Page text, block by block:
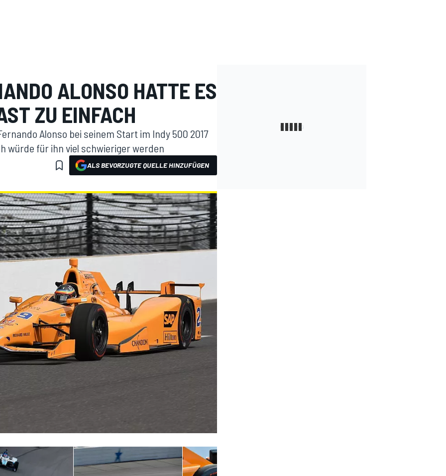
ALONSO HATTE ES
ZU EINFACH
Alonso bei seinem Start im Indy 500 2017
würde für ihn viel schwieriger werden
ALS BEVORZUGTE QUELLE HINZUFÜGEN